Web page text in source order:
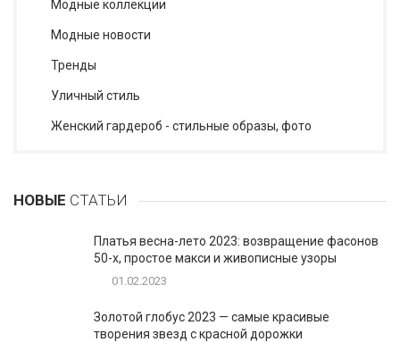
Модные коллекции
Модные новости
Тренды
Уличный стиль
Женский гардероб - стильные образы, фото
НОВЫЕ СТАТЬИ
Платья весна-лето 2023: возвращение фасонов
50-х, простое макси и живописные узоры
01.02.2023
Золотой глобус 2023 — самые красивые
творения звезд с красной дорожки